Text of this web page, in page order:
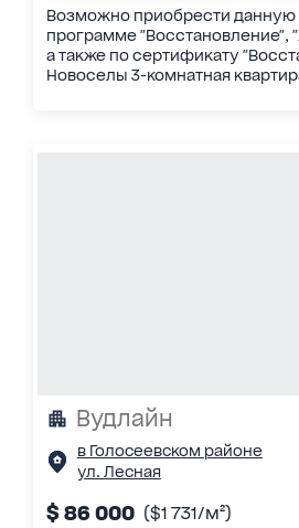
Возможно приобрести данную
программе "Восстановление",
а также по сертификату
Новоселы 3-комнатная
Вудлайн
в Голосеевском районе
ул. Лесная
$ 86 000 ($1 731/м²)